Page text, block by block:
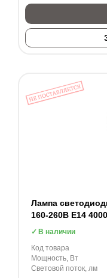
Лампа
160-260В Е14
В наличии
Код товара
Мощность, Вт
Световой поток, лм